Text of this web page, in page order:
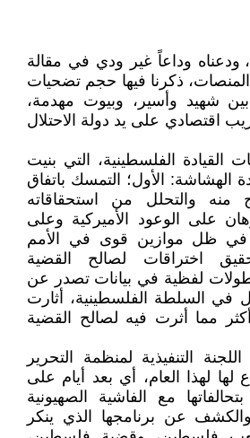
■ انقضى العام 2022، ودعناه وداعاً غير ودي في مقالة
ذكرنا فيها حجم تضحيات
شهيد وأسير، وبيوت مهدمة،
اقتصادي على يد دولة الاحتلال
القيادة الفلسطينية، التي بنيت
الهشاشة: الأول؛ التمسك باتفاق
منه والتحلل من استحقاقاته
على الوعود الأميركية وعلى
في ظل موازين قوى في الأمم
اختراقات لصالح القضية
بطولات لفظية في بيانات تصدر عن
السلطة الفلسطينية، أثارت
مما أثرت فيه لصالح القضية
عقدت اللجنة التنفيذية لمنظمة التحرير
لها لهذا العام، أي بعد أيام على
مع الفاشية الصهيونية
والكشف عن برنامجها الذي ينكر